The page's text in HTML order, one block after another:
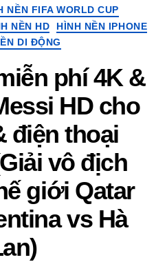
giới
Qatar
2022
hen-
ti-
na
Úc)
Thể
loại
NỀN FIFA WORLD CUP
NỀN HD
HÌNH NỀN IPHONE
DI ĐỘNG
phí 4K &
HD cho
điện thoại
vô địch
giới Qatar
vs Hà